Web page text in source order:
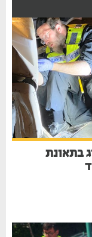
80: גבר בן 50 נהרג בתאונת